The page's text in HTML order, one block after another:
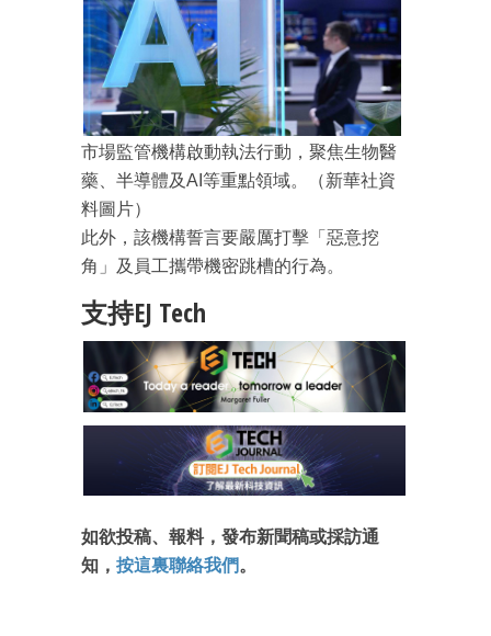
市場監管機構啟動執法行動，聚焦生物醫
藥、半導體及AI等重點領域。（新華社資
料圖片）
此外，該機構誓言要嚴厲打擊「惡意挖
角」及員工攜帶機密跳槽的行為。
支持EJ Tech
如欲投稿、報料，發布新聞稿或採訪通
知， 按這裏聯絡我們。